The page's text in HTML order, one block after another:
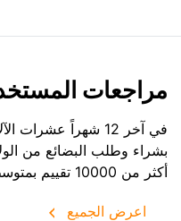
مراجعات
في آخر 12 شهراً
بشراء وطلب البضائع من
أكثر من 10000 تقييم بمتوسط درجات 4.78 من 5 درجات.
اعرض الجميع